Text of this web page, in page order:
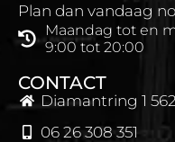
Plan dan vandaag
Maandag tot en
9:00 tot 20:00
CONTACT
Diamantring 1
06 26 308 351